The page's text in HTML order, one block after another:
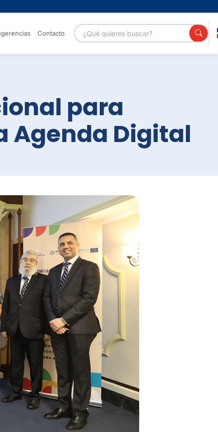
Contacto
Servicios GOB
Canal de
Galería de
fotos
Observatorio
MAP
Instituciones
para
Agenda Digital